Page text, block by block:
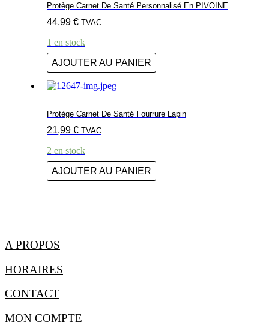
Protège Carnet De Santé Personnalisé En PIVOINE
44,99 € TVAC
1 en stock
AJOUTER AU PANIER
Protège Carnet De Santé Fourrure Lapin
21,99 € TVAC
2 en stock
AJOUTER AU PANIER
A PROPOS
HORAIRES
CONTACT
MON COMPTE